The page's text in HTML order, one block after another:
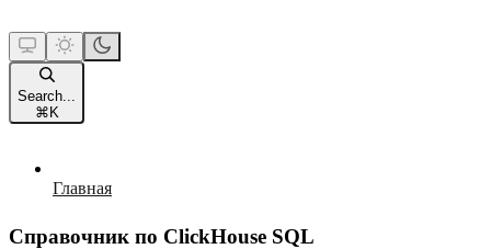
Search...
⌘ K
Главная
Справочник по ClickHouse SQL